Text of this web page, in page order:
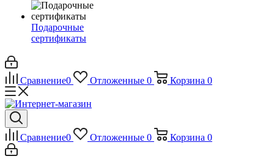
Подарочные
сертификаты
Сравнение0 Отложенные 0 Корзина 0
Сравнение0 Отложенные 0 Корзина 0